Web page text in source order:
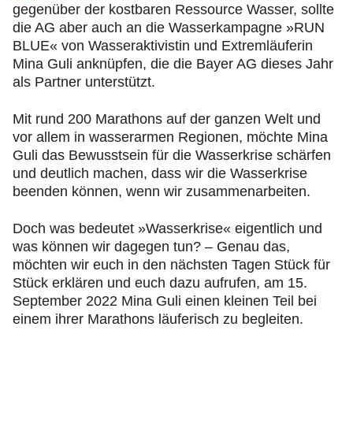
gegenüber der kostbaren Ressource Wasser, sollte
die AG aber auch an die Wasserkampagne »RUN
BLUE« von Wasseraktivistin und Extremläuferin
Mina Guli anknüpfen, die die Bayer AG dieses Jahr
als Partner unterstützt.
Mit rund 200 Marathons auf der ganzen Welt und
vor allem in wasserarmen Regionen, möchte Mina
Guli das Bewusstsein für die Wasserkrise schärfen
und deutlich machen, dass wir die Wasserkrise
beenden können, wenn wir zusammenarbeiten.
Doch was bedeutet »Wasserkrise« eigentlich und
was können wir dagegen tun? – Genau das,
möchten wir euch in den nächsten Tagen Stück für
Stück erklären und euch dazu aufrufen, am 15.
September 2022 Mina Guli einen kleinen Teil bei
einem ihrer Marathons läuferisch zu begleiten.